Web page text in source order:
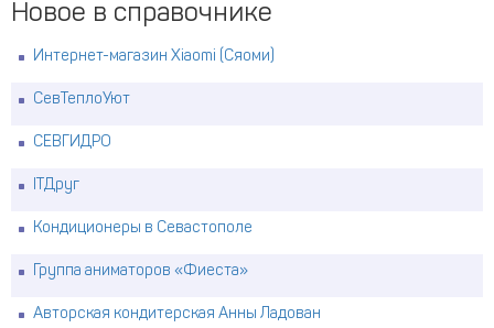
Новое в справочнике
Интернет-магазин Xiaomi (Сяоми)
СевТеплоУют
СЕВГИДРО
ITДруг
Кондиционеры в Севастополе
Группа аниматоров «Фиеста»
Авторская кондитерская Анны Ладован